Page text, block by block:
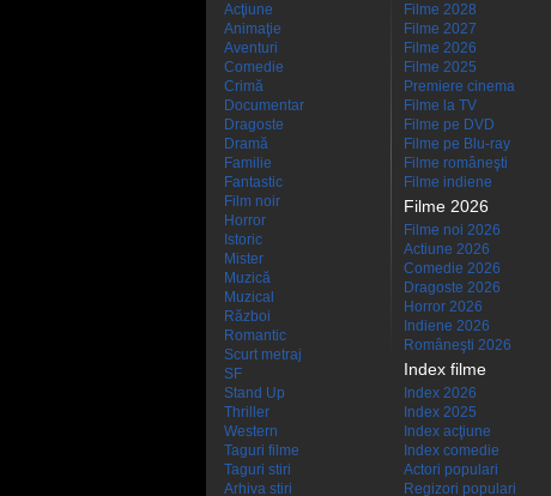
Acţiune
Animaţie
Aventuri
Comedie
Crimă
Documentar
Dragoste
Dramă
Familie
Fantastic
Film noir
Horror
Istoric
Mister
Muzică
Muzical
Război
Romantic
Scurt metraj
SF
Stand Up
Thriller
Western
Taguri filme
Taguri stiri
Arhiva stiri
Filme 2028
Filme 2027
Filme 2026
Filme 2025
Premiere cinema
Filme la TV
Filme pe DVD
Filme pe Blu-ray
Filme româneşti
Filme indiene
Filme 2026
Filme noi 2026
Actiune 2026
Comedie 2026
Dragoste 2026
Horror 2026
Indiene 2026
Româneşti 2026
Index filme
Index 2026
Index 2025
Index acţiune
Index comedie
Actori populari
Regizori populari